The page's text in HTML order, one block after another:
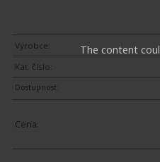
The content
Výrobce:
Kat. číslo:
Dostupnost:
Cena: